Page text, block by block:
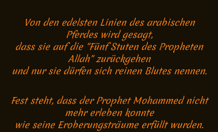
Von den edelsten Linien des arabischen
Pferdes wird gesagt,
dass sie auf die "Fünf Stuten des Propheten
Allah" zurückgehen
und nur sie dürfen sich reinen Blutes nennen.
Fest steht, dass der Prophet Mohammed nicht
mehr erleben konnte
wie seine Eroberungsträume erfüllt wurden.